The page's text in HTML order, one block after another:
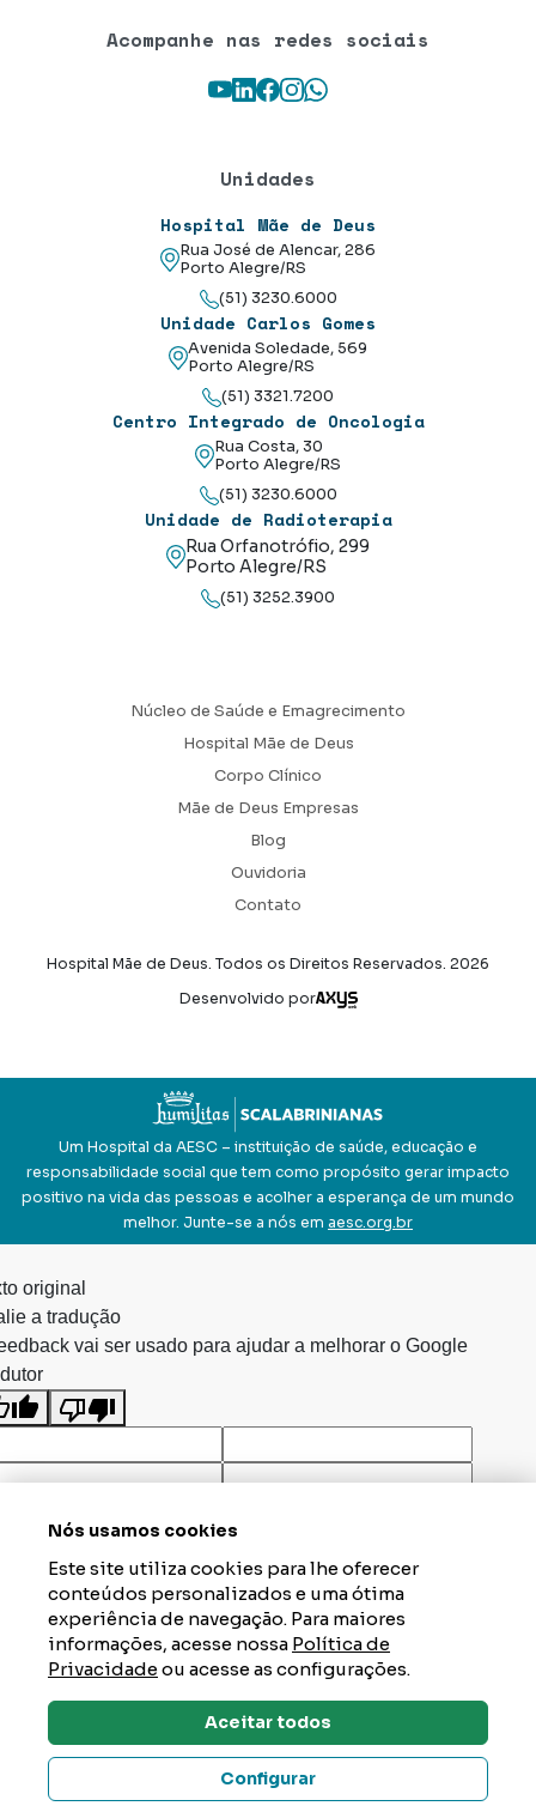
Acompanhe nas redes sociais
Youtube
LinkedIn
Facebook
Instagram
WhatsApp
Unidades
Hospital Mãe de Deus
Rua José de Alencar, 286
Porto Alegre/RS
(51) 3230.6000
Unidade Carlos Gomes
Avenida Soledade, 569
Porto Alegre/RS
(51) 3321.7200
Centro Integrado de Oncologia
Rua Costa, 30
Porto Alegre/RS
(51) 3230.6000
Unidade de Radioterapia
Rua Orfanotrófio, 299
Porto Alegre/RS
(51) 3252.3900
Núcleo de Saúde e Emagrecimento
Hospital Mãe de Deus
Corpo Clínico
Mãe de Deus Empresas
Blog
Ouvidoria
Contato
Hospital Mãe de Deus. Todos os Direitos Reservados. 2026
Desenvolvido por
Axysweb
Um Hospital da AESC – instituição de saúde, educação e
responsabilidade social que tem como propósito gerar impacto
positivo na vida das pessoas e acolher a esperança de um mundo
melhor. Junte-se a nós em aesc.org.br
Dúvidas? Tire Aqui
Nós usamos cookies
Este site utiliza cookies para lhe oferecer
conteúdos personalizados e uma ótima
experiência de navegação. Para maiores
informações, acesse nossa Política de
Privacidadeou acesse as configurações.
Aceitar todos
Configurar
original
a tradução
vai ser usado para ajudar a melhorar o Google